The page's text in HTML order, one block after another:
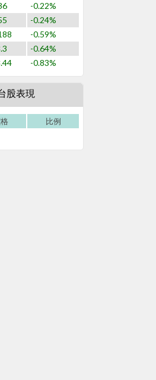
-0.22%
-0.24%
-0.59%
-0.64%
-0.83%
股表現
比例